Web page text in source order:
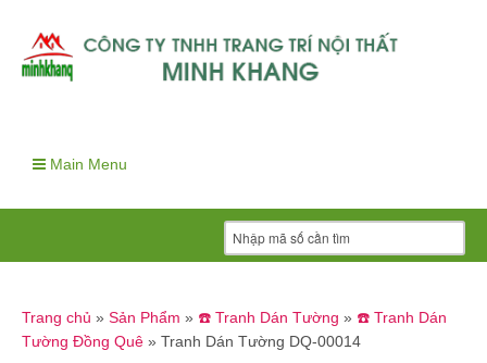
Main Menu
Trang chủ » Sản Phẩm » ☎️ Tranh Dán Tường » ☎️ Tranh Dán
Tường Đồng Quê » Tranh Dán Tường DQ-00014